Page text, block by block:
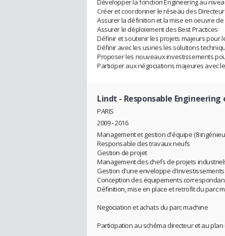
Développer la fonction Engineering au
Créer et coordonner le réseau des
Assurer la définition et la mise en oeuvre
Assurer le déploiement des Best Practices
Définir et soutenir les projets majeurs pour
Définir avec les usines les solutions
Proposer les nouveaux investissements
Participer aux négociations majeures avec
Lindt - Responsable
PARIS
2009 - 2016
Management et gestion d'équipe (8
Responsable des travaux neufs
Gestion de projet
Management des chefs de projets
Gestion d'une enveloppe d'investissements
Conception des équipements
Définition, mise en place et retrofit du parc
Negociation et achats du parc machine
Participation au schéma directeur et au plan